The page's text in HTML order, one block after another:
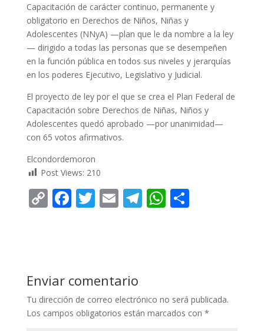
Capacitación de carácter continuo, permanente y
obligatorio en Derechos de Niños, Niñas y
Adolescentes (NNyA) —plan que le da nombre a la ley
— dirigido a todas las personas que se desempeñen
en la función pública en todos sus niveles y jerarquías
en los poderes Ejecutivo, Legislativo y Judicial.
El proyecto de ley por el que se crea el Plan Federal de
Capacitación sobre Derechos de Niñas, Niños y
Adolescentes quedó aprobado —por unanimidad—
con 65 votos afirmativos.
Elcondordemoron
Post Views: 210
C
Li
n
k
F
o
o
k
T E T
m
W
p
p
C
ti
r
Enviar comentario
Tu dirección de correo electrónico no será publicada.
Los campos obligatorios están marcados con *